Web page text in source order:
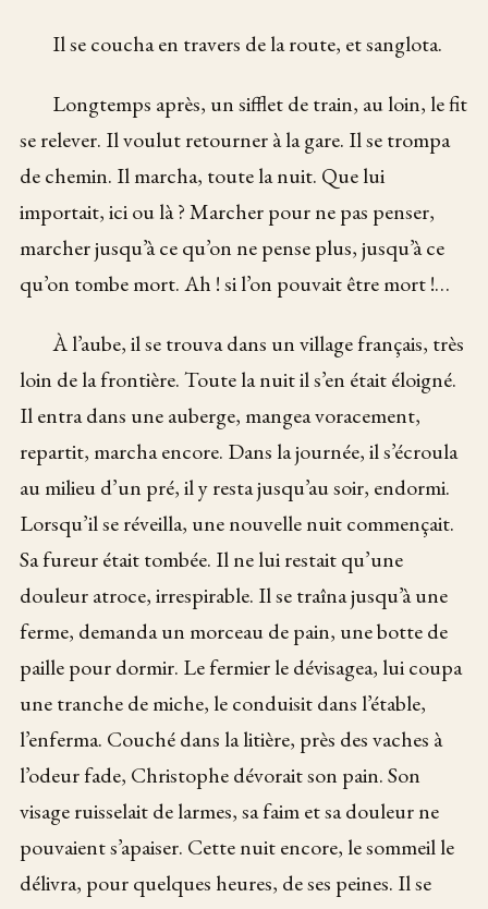
Il se coucha en travers de la route, et sanglota.
Longtemps après, un sifflet de train, au loin, le fit
se relever. Il voulut retourner à la gare. Il se trompa
de chemin. Il marcha, toute la nuit. Que lui
importait, ici ou là ? Marcher pour ne pas penser,
marcher jusqu’à ce qu’on ne pense plus, jusqu’à ce
qu’on tombe mort. Ah ! si l’on pouvait être mort !…
À l’aube, il se trouva dans un village français, très
loin de la frontière. Toute la nuit il s’en était éloigné.
Il entra dans une auberge, mangea voracement,
repartit, marcha encore. Dans la journée, il s’écroula
au milieu d’un pré, il y resta jusqu’au soir, endormi.
Lorsqu’il se réveilla, une nouvelle nuit commençait.
Sa fureur était tombée. Il ne lui restait qu’une
douleur atroce, irrespirable. Il se traîna jusqu’à une
ferme, demanda un morceau de pain, une botte de
paille pour dormir. Le fermier le dévisagea, lui coupa
une tranche de miche, le conduisit dans l’étable,
l’enferma. Couché dans la litière, près des vaches à
l’odeur fade, Christophe dévorait son pain. Son
visage ruisselait de larmes, sa faim et sa douleur ne
pouvaient s’apaiser. Cette nuit encore, le sommeil le
délivra, pour quelques heures, de ses peines. Il se